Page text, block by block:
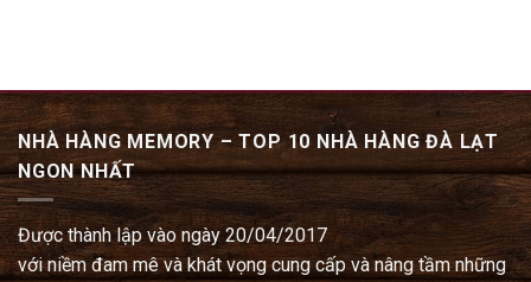
NHÀ HÀNG MEMORY – TOP 10 NHÀ HÀNG ĐÀ LẠT
NGON NHẤT
Được thành lập vào ngày 20/04/2017
với niềm đam mê và khát vọng cung cấp và nâng tầm những